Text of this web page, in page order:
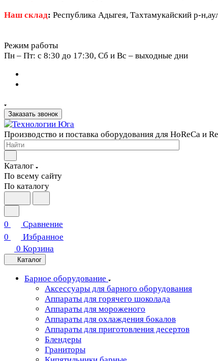
Наш склад: Республика Адыгея, Тахтамукайский р-
Режим работы
Пн – Пт: c 8:30 до 17:30, Сб и Вс – выходные дни
Заказать звонок
Производство и поставка оборудования для HoReCa и
Каталог
По всему сайту
По каталогу
0
Сравнение
0
Избранное
0 Корзина
Каталог
Барное оборудование
Аксессуары для барного оборудования
Аппараты для горячего шоколада
Аппараты для мороженого
Аппараты для охлаждения бокалов
Аппараты для приготовления десертов
Блендеры
Граниторы